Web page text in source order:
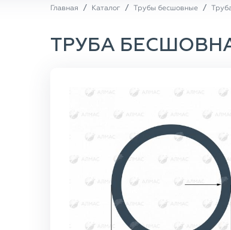
Главная Каталог Трубы бесшовные
ТРУБА